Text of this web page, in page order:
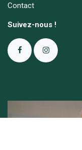
Contact
Suivez-nous !